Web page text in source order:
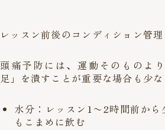
レッスン前後のコンディション管理
頭痛予防には、運動そのものよ
足」を潰すことが重要な場合も少な
水分：レッスン1〜2時間前か
もこまめに飲む